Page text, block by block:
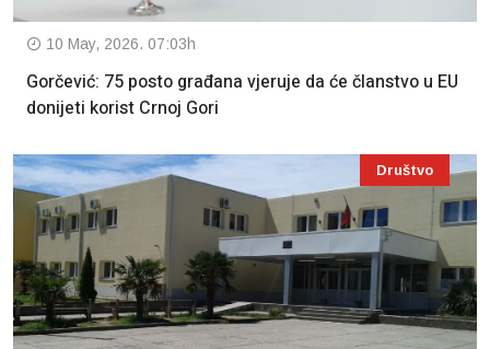
10 May, 2026. 07:03h
Gorčević: 75 posto građana vjeruje da će članstvo u EU
donijeti korist Crnoj Gori
Društvo